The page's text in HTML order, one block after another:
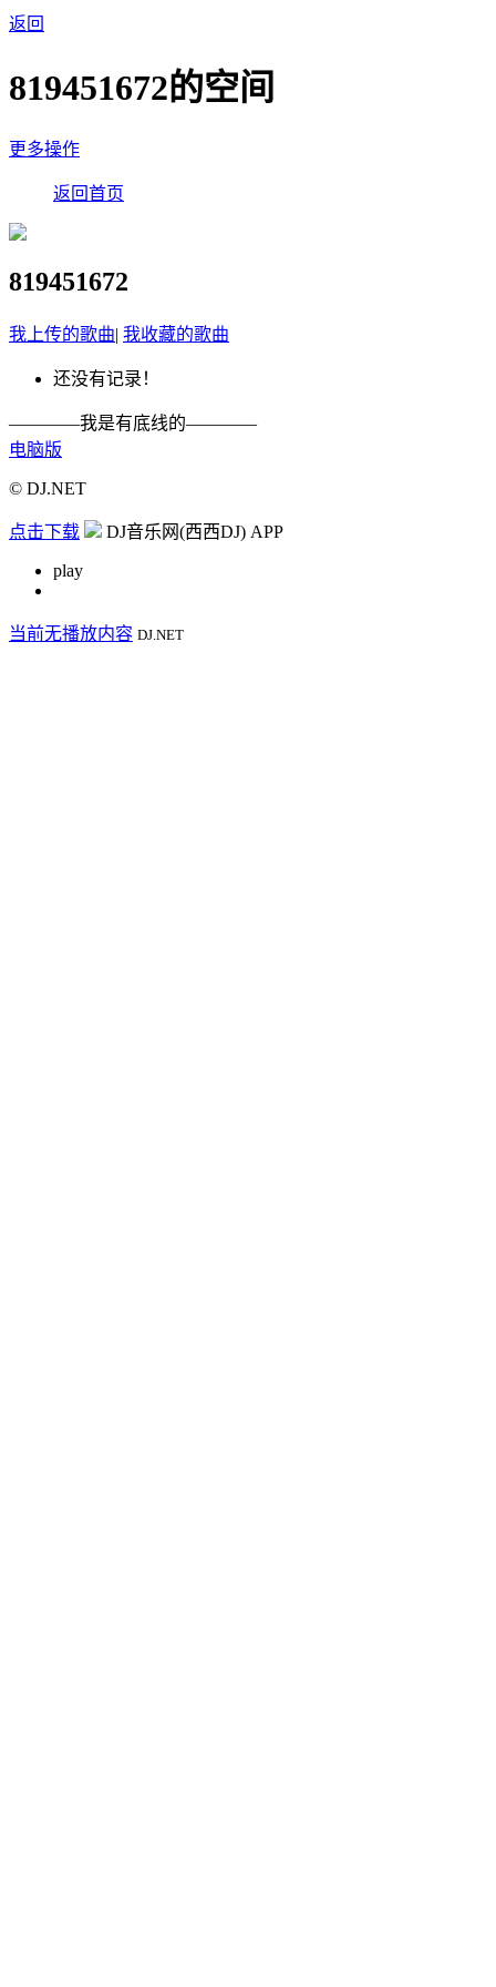
返回
819451672的空间
更多操作
返回首页
819451672
我上传的歌曲| 我收藏的歌曲
还没有记录！
————我是有底线的————
电脑版
© DJ.NET
点击下载 DJ音乐网(西西DJ) APP
play
当前无播放内容 DJ.NET